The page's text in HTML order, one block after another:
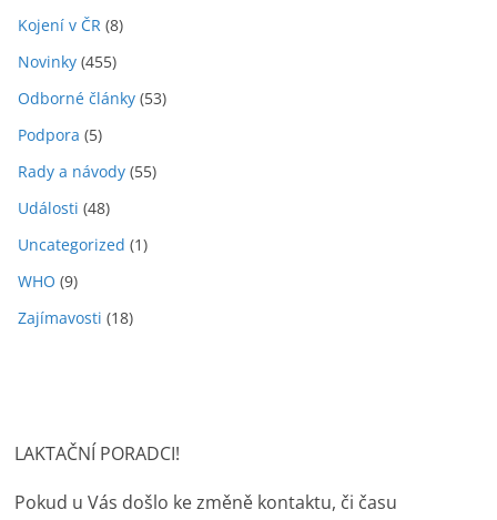
Kojení v ČR (8)
Novinky (455)
Odborné články (53)
Podpora (5)
Rady a návody (55)
Události (48)
Uncategorized (1)
WHO (9)
Zajímavosti (18)
LAKTAČNÍ PORADCI!
Pokud u Vás došlo ke změně kontaktu, či času